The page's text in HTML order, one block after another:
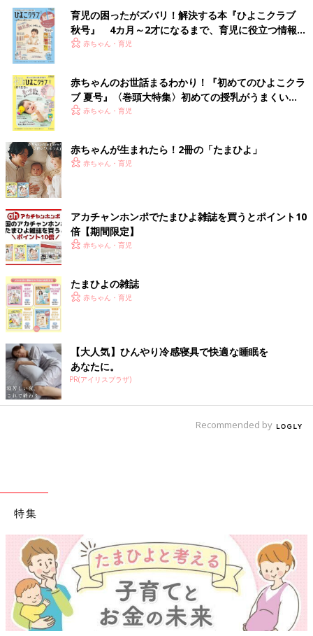
育児の困ったがズバリ！解決する本『ひよこクラブ
秋号』 4カ月～2才になるまで、育児に役立つ情報が
いっぱい！
赤ちゃん・育児
赤ちゃんのお世話まるわかり！『初めてのひよこクラ
ブ 夏号』〈巻頭大特集〉初めての授乳がうまくい
く！ おっぱい・ミルクの基本と夏のトラブル 解決テ
赤ちゃん・育児
赤ちゃんが生まれたら！2冊の「たまひよ」
赤ちゃん・育児
アカチャンホンポでたまひよ雑誌を買うとポイント10
倍【期間限定】
赤ちゃん・育児
たまひよの雑誌
赤ちゃん・育児
【大人気】ひんやり冷感寝具で快適な睡眠を
あなたに。
PR(アイリスプラザ)
Recommended by
特集